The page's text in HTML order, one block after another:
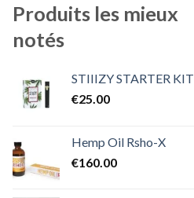
Produits les mieux
notés
STIIIZY STARTER KIT
€25.00
Hemp Oil Rsho-X
€160.00